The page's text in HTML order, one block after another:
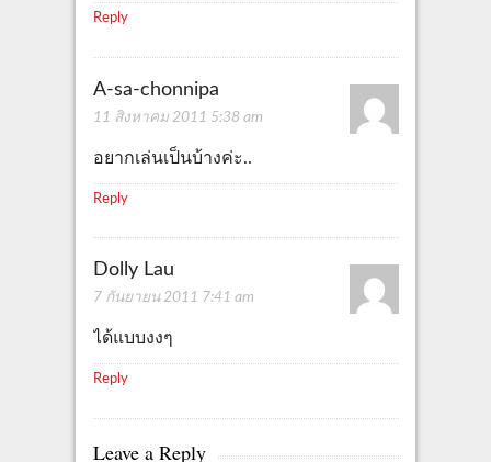
Reply
A-sa-chonnipa
11 สิงหาคม 2011 5:38 am
อยากเล่นเป็นบ้างค่ะ..
Reply
Dolly Lau
7 กันยายน 2011 7:41 am
ได้แบบงงๆ
Reply
Leave a Reply